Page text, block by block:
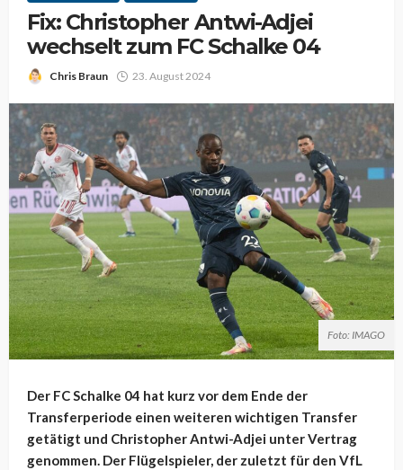
Fix: Christopher Antwi-Adjei
wechselt zum FC Schalke 04
Chris Braun 23. August 2024
Foto: IMAGO
Der FC Schalke 04 hat kurz vor dem Ende der
Transferperiode einen weiteren wichtigen Transfer
getätigt und Christopher Antwi-Adjei unter Vertrag
genommen. Der Flügelspieler, der zuletzt für den VfL